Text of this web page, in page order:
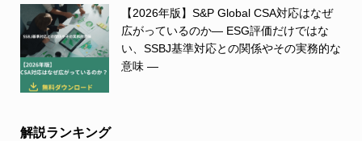
【2026年版】S&P Global CSA対応はなぜ
広がっているのか― ESG評価だけではな
い、SSBJ基準対応との関係やその実務的な
意味 ―
解説ランキング